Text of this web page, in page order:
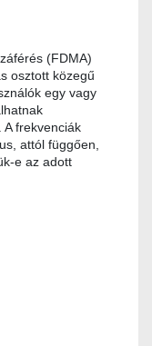
(FDMA)
osztott közegű
egy vagy
frekvenciák
attól függően,
e az adott
0 csillag a lehetséges 5-